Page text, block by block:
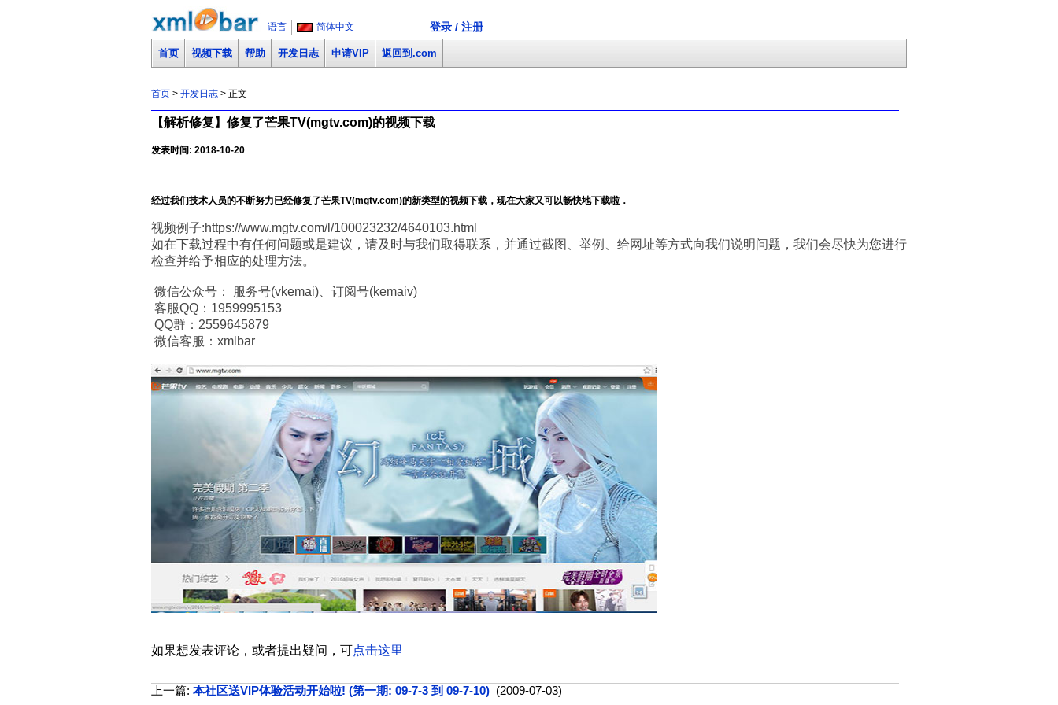
语言 简体中文 登录 / 注册
首页 视频下载 帮助 开发日志 申请VIP 返回到.com
首页 > 开发日志 > 正文
【解析修复】修复了芒果TV(mgtv.com)的视频下载
发表时间: 2018-10-20
经过我们技术人员的不断努力已经修复了芒果TV(mgtv.com)的新类型的视频下载，现在大家又可以畅快地下载啦．
视频例子:https://www.mgtv.com/l/100023232/4640103.html
如在下载过程中有任何问题或是建议，请及时与我们取得联系，并通过截图、举例、给网址等方式向我们说明问题，我们会尽快为您进行
检查并给予相应的处理方法。
微信公众号： 服务号(vkemai)、订阅号(kemaiv)
客服QQ：1959995153
QQ群：2559645879
微信客服：xmlbar
如果想发表评论，或者提出疑问，可点击这里
上一篇: 本社区送VIP体验活动开始啦! (第一期: 09-7-3 到 09-7-10) (2009-07-03)